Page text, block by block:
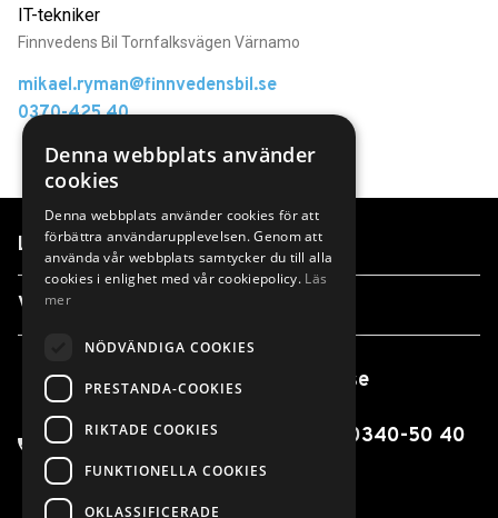
IT-tekniker
Finnvedens Bil Tornfalksvägen Värnamo
mikael.ryman@finnvedensbil.se
0370-425 40
Länkar
Våra anläggningar
info@finnvedensbil.se
0370-425 00 / 0550-316 00 / 0340-50 40
00
Denna webbplats använder
cookies
Denna webbplats använder cookies för att
förbättra användarupplevelsen. Genom att
använda vår webbplats samtycker du till alla
cookies i enlighet med vår cookiepolicy. Läs
mer
NÖDVÄNDIGA COOKIES
PRESTANDA-COOKIES
RIKTADE COOKIES
FUNKTIONELLA COOKIES
OKLASSIFICERADE